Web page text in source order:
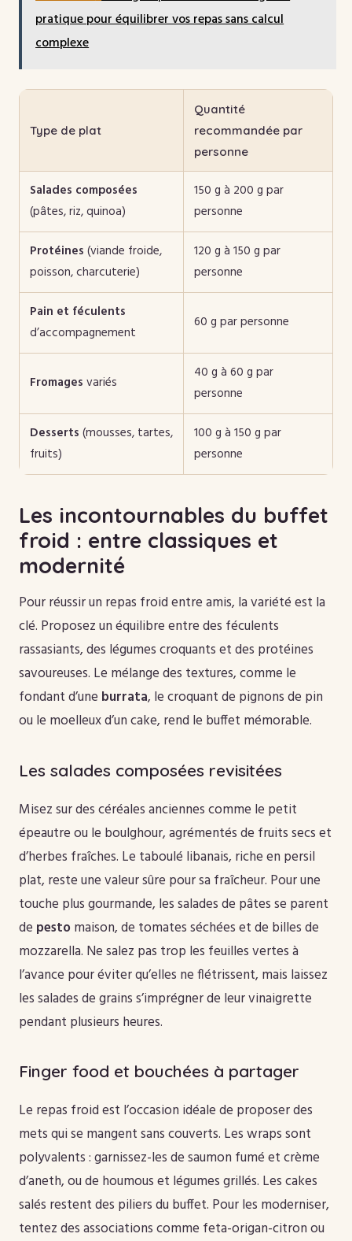
pratique pour équilibrer vos repas sans calcul
complexe
Type de plat
Quantité
recommandée par
personne
Salades composées
(pâtes, riz, quinoa)
150 g à 200 g par
personne
Protéines (viande froide,
poisson, charcuterie)
120 g à 150 g par
personne
Pain et féculents
d’accompagnement
60 g par personne
Fromages variés
40 g à 60 g par
personne
Desserts (mousses, tartes,
fruits)
100 g à 150 g par
personne
Les incontournables du buffet
froid : entre classiques et
modernité
Pour réussir un repas froid entre amis, la variété est la
clé. Proposez un équilibre entre des féculents
rassasiants, des légumes croquants et des protéines
savoureuses. Le mélange des textures, comme le
fondant d’une burrata, le croquant de pignons de pin
ou le moelleux d’un cake, rend le buffet mémorable.
Les salades composées revisitées
Misez sur des céréales anciennes comme le petit
épeautre ou le boulghour, agrémentés de fruits secs et
d’herbes fraîches. Le taboulé libanais, riche en persil
plat, reste une valeur sûre pour sa fraîcheur. Pour une
touche plus gourmande, les salades de pâtes se parent
de pestomaison, de tomates séchées et de billes de
mozzarella. Ne salez pas trop les feuilles vertes à
l’avance pour éviter qu’elles ne flétrissent, mais laissez
les salades de grains s’imprégner de leur vinaigrette
pendant plusieurs heures.
Finger food et bouchées à partager
Le repas froid est l’occasion idéale de proposer des
mets qui se mangent sans couverts. Les wraps sont
polyvalents : garnissez-les de saumon fumé et crème
d’aneth, ou de houmous et légumes grillés. Les cakes
salés restent des piliers du buffet. Pour les moderniser,
tentez des associations comme feta-origan-citron ou